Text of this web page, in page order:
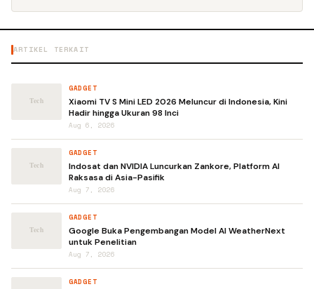
ARTIKEL TERKAIT
GADGET
Xiaomi TV S Mini LED 2026 Meluncur di Indonesia, Kini
Hadir hingga Ukuran 98 Inci
Aug 6, 2026
GADGET
Indosat dan NVIDIA Luncurkan Zankore, Platform AI
Raksasa di Asia-Pasifik
Aug 7, 2026
GADGET
Google Buka Pengembangan Model AI WeatherNext
untuk Penelitian
Aug 7, 2026
GADGET